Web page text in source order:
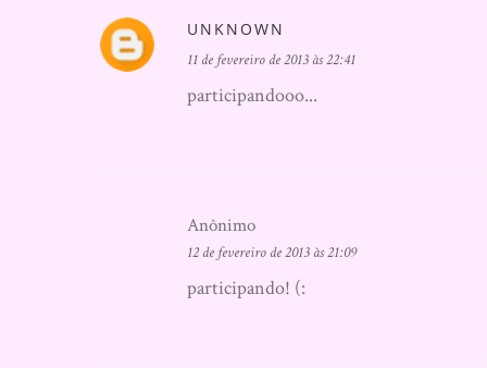
UNKNOWN
11 de fevereiro de 2013 às 22:41
participandooo...
Anônimo
12 de fevereiro de 2013 às 21:09
participando! (: